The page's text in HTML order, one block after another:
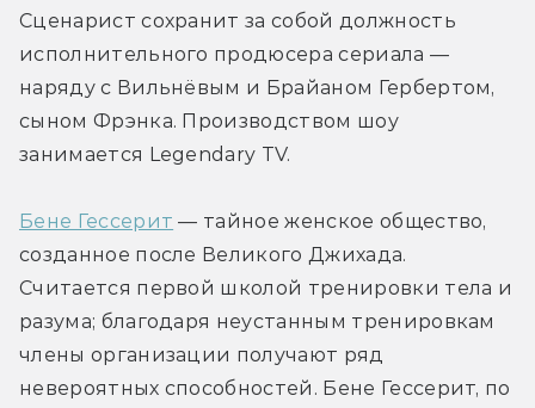
Сценарист сохранит за собой должность
исполнительного продюсера сериала —
наряду с Вильнёвым и Брайаном Гербертом,
сыном Фрэнка. Производством шоу
занимается Legendary TV.
Бене Гессерит — тайное женское общество,
созданное после Великого Джихада.
Считается первой школой тренировки тела и
разума; благодаря неустанным тренировкам
члены организации получают ряд
невероятных способностей. Бене Гессерит, по